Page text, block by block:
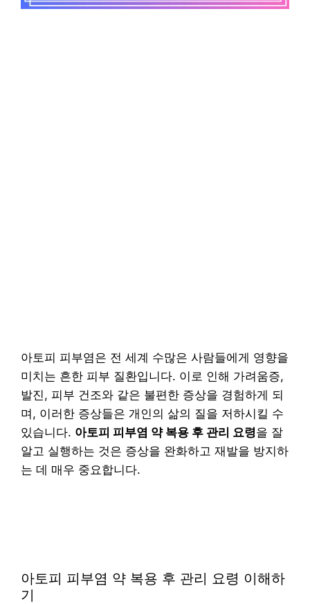
아토피 피부염은 전 세계 수많은 사람들에게 영향을
미치는 흔한 피부 질환입니다. 이로 인해 가려움증,
발진, 피부 건조와 같은 불편한 증상을 경험하게 되
며, 이러한 증상들은 개인의 삶의 질을 저하시킬 수
있습니다. 아토피 피부염 약 복용 후 관리 요령을 잘
알고 실행하는 것은 증상을 완화하고 재발을 방지하
는 데 매우 중요합니다.
아토피 피부염 약 복용 후 관리 요령 이해하
기